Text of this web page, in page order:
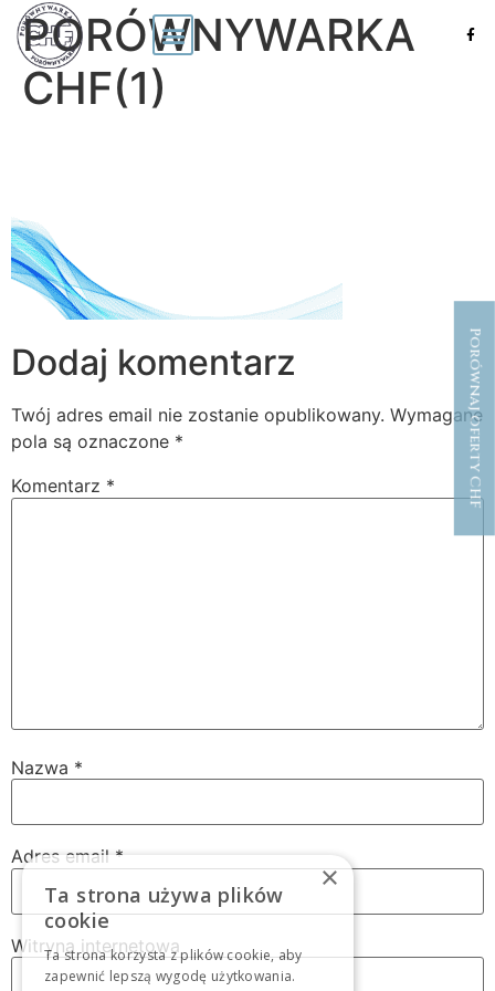
Porównaj oferty CHF
PORÓWNYWARKA
CHF(1)
Dodaj komentarz
Twój adres email nie zostanie opublikowany. Wymagane
pola są oznaczone *
Komentarz *
Nazwa *
Adres email *
Witryna internetowa
×
Ta strona używa plików
cookie
Ta strona korzysta z plików cookie, aby
zapewnić lepszą wygodę użytkowania.